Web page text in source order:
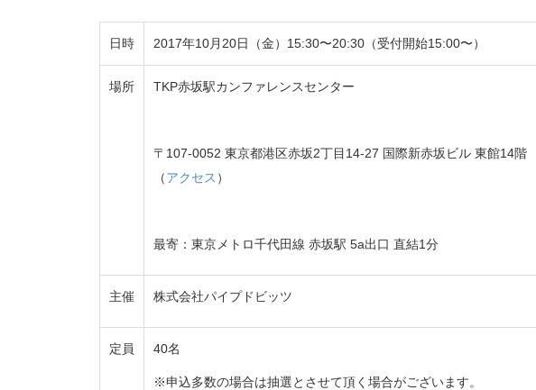
日時 2017年10月20日（金）15:30〜20:30（受付開始15:00〜）
場所 TKP赤坂駅カンファレンスセンター
〒107-0052 東京都港区赤坂2丁目14-27 国際新赤坂ビル 東館14階
（アクセス ）
最寄：東京メトロ千代田線 赤坂駅 5a出口 直結1分
主催 株式会社パイプドビッツ
定員 40名
※申込多数の場合は抽選とさせて頂く場合がございます。